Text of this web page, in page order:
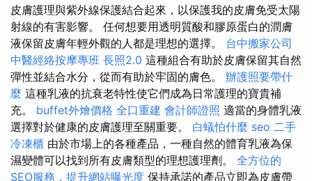
皮膚護理與紫外線保護結合起來，以保護我的皮膚免受太陽
射線的有害影響。 任何想要用透明質酸和膠原蛋白的潤膚
液保留皮膚年輕外觀的人都是理想的選擇。 台中搬家公司
中醫經絡按摩專班 長照2.0 這種組合有助於皮膚保留其自然
彈性並結合水分，從而有助於牢固的膚色。 辦護照要帶什
麼 這種乳液的抗衰老特性使它們成為日常護理的寶貴補
充。 buffet外燴價格 全口重建 會計師證照 適當的身體乳液
選擇對於健康的皮膚護理至關重要。 白蟻怕什麼 seo 二手
冷凍櫃 由於市場上的各種產品，一種自然的體育乳液為保
濕變體可以找到所有皮膚類型的理想護理劑。 全方位的
SEO服務，提升網站曝光度 保持承諾的產品立即為皮膚帶